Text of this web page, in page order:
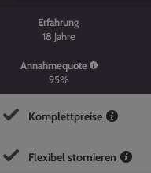
Erfahrung
18 Jahre
Annahmequote
95%
Komplettpreise
Flexibel stornieren